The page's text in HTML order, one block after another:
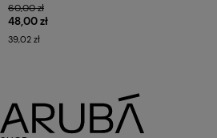
60,00 zł
48,00 zł
39,02 zł